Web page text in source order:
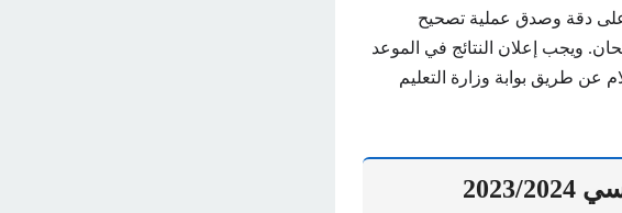
على دقة وصدق عملية تصحيح
ويجب إعلان النتائج في الموعد
عن طريق بوابة وزارة التعليم
2024